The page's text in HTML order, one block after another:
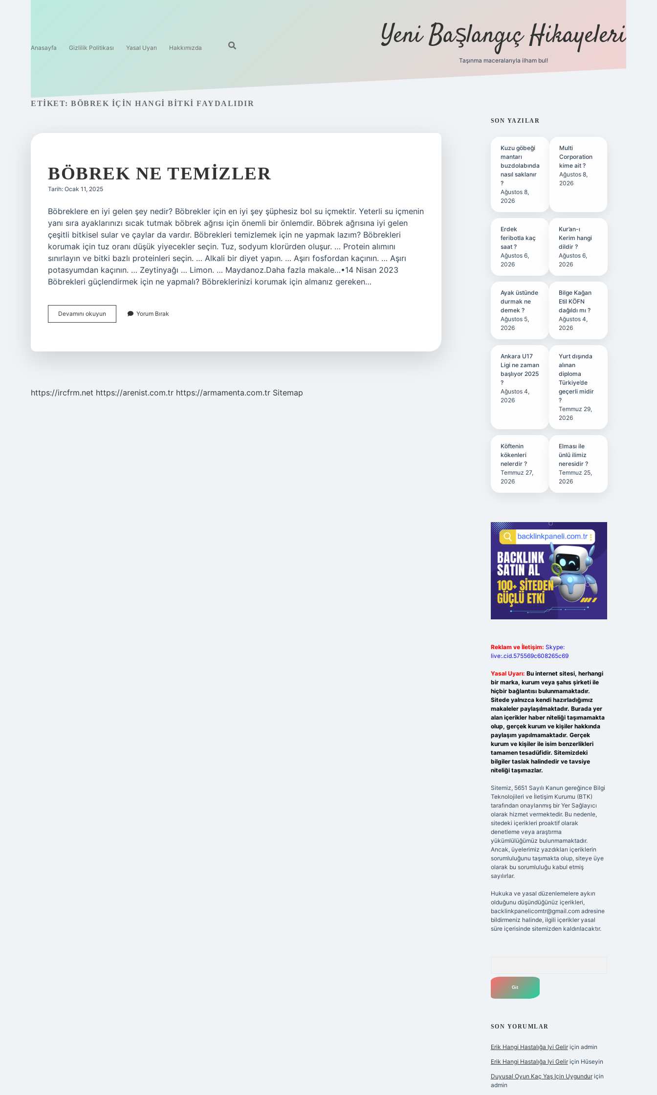
Anasayfa Gizlilik Politikası Yasal Uyarı Hakkımızda Yeni Başlangıç Hikayeleri
Taşınma maceralarıyla ilham bul!
ETIKET: BÖBREK IÇIN HANGI BITKI FAYDALIDIR
BÖBREK NE TEMIZLER
Tarih: Ocak 11, 2025
Böbreklere en iyi gelen şey nedir? Böbrekler için en iyi şey şüphesiz bol su içmektir. Yeterli su içmenin
yanı sıra ayaklarınızı sıcak tutmak böbrek ağrısı için önemli bir önlemdir. Böbrek ağrısına iyi gelen
çeşitli bitkisel sular ve çaylar da vardır. Böbrekleri temizlemek için ne yapmak lazım? Böbrekleri
korumak için tuz oranı düşük yiyecekler seçin. Tuz, sodyum klorürden oluşur. … Protein alımını
sınırlayın ve bitki bazlı proteinleri seçin. … Alkali bir diyet yapın. … Aşırı fosfordan kaçının. … Aşırı
potasyumdan kaçının. … Zeytinyağı … Limon. … Maydanoz.Daha fazla makale…•14 Nisan 2023
Böbrekleri güçlendirmek için ne yapmalı? Böbreklerinizi korumak için almanız gereken…
Devamını okuyun
Ne
Yorum Bırak
https://ircfrm.net https://arenist.com.tr https://armamenta.com.tr Sitemap
SIDEBAR
SON YAZILAR
Kuzu göbeği
mantarı
buzdolabında
nasıl saklanır
?
Ağustos 8,
2026
Multi
Corporation
kime ait ?
Ağustos 8,
2026
Erdek
feribotla kaç
saat ?
Ağustos 6,
2026
Kur’an-ı
Kerim hangi
dildir ?
Ağustos 6,
2026
Ayak üstünde
durmak ne
demek ?
Ağustos 5,
2026
Bilge Kağan
Etil KÖFN
dağıldı mı ?
Ağustos 4,
2026
Ankara U17
Ligi ne zaman
başlıyor 2025
?
Ağustos 4,
2026
Yurt dışında
alınan
diploma
Türkiye’de
geçerli midir
?
Temmuz 29,
2026
Köftenin
kökenleri
nelerdir ?
Temmuz 27,
2026
Elması ile
ünlü ilimiz
neresidir ?
Temmuz 25,
2026
Reklam ve İletişim: Skype:
live:.cid.575569c608265c69
Yasal Uyarı: Bu internet sitesi, herhangi
bir marka, kurum veya şahıs şirketi ile
hiçbir bağlantısı bulunmamaktadır.
Sitede yalnızca kendi hazırladığımız
makaleler paylaşılmaktadır. Burada yer
alan içerikler haber niteliği taşımamakta
olup, gerçek kurum ve kişiler hakkında
paylaşım yapılmamaktadır. Gerçek
kurum ve kişiler ile isim benzerlikleri
tamamen tesadüfidir. Sitemizdeki
bilgiler taslak halindedir ve tavsiye
niteliği taşımazlar.
Sitemiz, 5651 Sayılı Kanun gereğince Bilgi
Teknolojileri ve İletişim Kurumu (BTK)
tarafından onaylanmış bir Yer Sağlayıcı
olarak hizmet vermektedir. Bu nedenle,
sitedeki içerikleri proaktif olarak
denetleme veya araştırma
yükümlülüğümüz bulunmamaktadır.
Ancak, üyelerimiz yazdıkları içeriklerin
sorumluluğunu taşımakta olup, siteye üye
olarak bu sorumluluğu kabul etmiş
sayılırlar.
Hukuka ve yasal düzenlemelere aykırı
olduğunu düşündüğünüz içerikleri,
backlinkpanelicomtr@gmail.comadresine
bildirmeniz halinde, ilgili içerikler yasal
süre içerisinde sitemizden kaldırılacaktır.
SON YORUMLAR
Erik Hangi Hastalığa Iyi Geliriçin admin
Erik Hangi Hastalığa Iyi Geliriçin Hüseyin
Duyusal Oyun Kaç Yaş Için Uygunduriçin
admin